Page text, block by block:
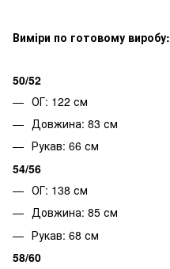
Виміри по готовому виробу:
50/52
ОГ: 122 см
Довжина: 83 см
Рукав: 66 см
54/56
ОГ: 138 см
Довжина: 85 см
Рукав: 68 см
58/60